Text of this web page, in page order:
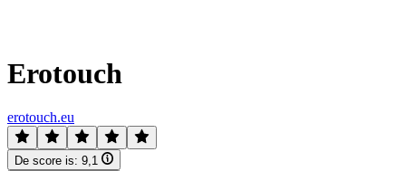
Erotouch
erotouch.eu
De score is: 9,1